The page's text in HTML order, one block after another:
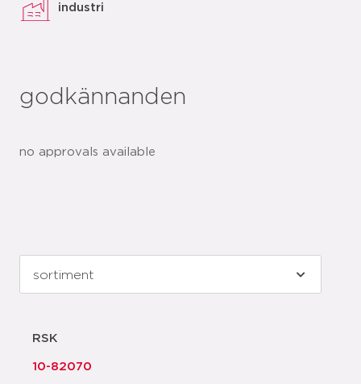
industri
godkännanden
no approvals available
RSK
10-82070